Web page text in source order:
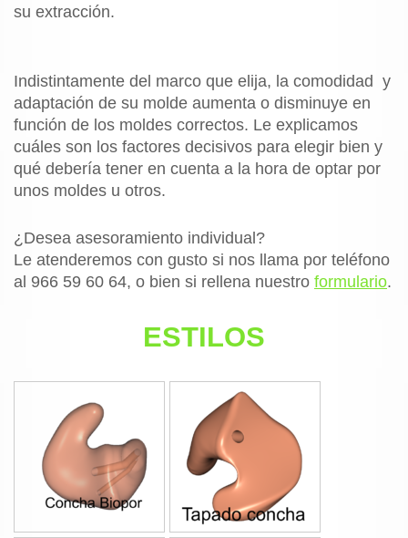
su extracción.
Indistintamente del marco que elija, la comodidad y
adaptación de su molde aumenta o disminuye en
función de los moldes correctos. Le explicamos
cuáles son los factores decisivos para elegir bien y
qué debería tener en cuenta a la hora de optar por
unos moldes u otros.
¿Desea asesoramiento individual?
Le atenderemos con gusto si nos llama por teléfono
al 966 59 60 64, o bien si rellena nuestro formulario.
ESTILOS